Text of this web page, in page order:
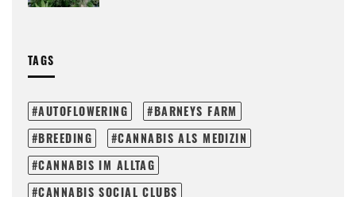
TAGS
AUTOFLOWERING
BARNEYS FARM
BREEDING
CANNABIS ALS MEDIZIN
CANNABIS IM ALLTAG
CANNABIS SOCIAL CLUBS